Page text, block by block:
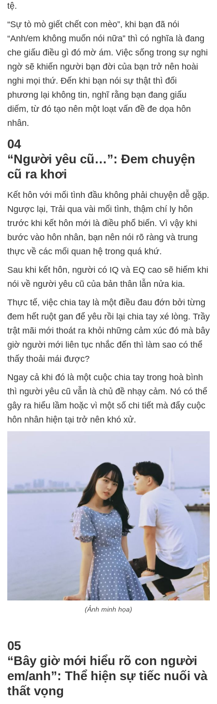
tệ.
“Sự tò mò giết chết con mèo”, khi bạn đã nói
“Anh/em không muốn nói nữa” thì có nghĩa là đang
che giấu điều gì đó mờ ám. Việc sống trong sự nghi
ngờ sẽ khiến người bạn đời của bạn trở nên hoài
nghi mọi thứ. Đến khi bạn nói sự thật thì đối
phương lại không tin, nghĩ rằng bạn đang giấu
diếm, từ đó tạo nên một loạt vấn đề đe dọa hôn
nhân.
04
“Người yêu cũ…”: Đem chuyện
cũ ra khơi
Kết hôn với mối tình đầu không phải chuyện dễ gặp.
Ngược lại, Trải qua vài mối tình, thậm chí ly hôn
trước khi kết hôn mới là điều phổ biến. Vì vậy khi
bước vào hôn nhân, bạn nên nói rõ ràng và trung
thực về các mối quan hệ trong quá khứ.
Sau khi kết hôn, người có IQ và EQ cao sẽ hiếm khi
nói về người yêu cũ của bản thân lẫn nửa kia.
Thực tế, việc chia tay là một điều đau đớn bởi từng
đem hết ruột gan để yêu rồi lại chia tay xé lòng. Trầy
trật mãi mới thoát ra khỏi những cảm xúc đó mà bây
giờ người mới liên tục nhắc đến thì làm sao có thể
thấy thoải mái được?
Ngay cả khi đó là một cuộc chia tay trong hoà bình
thì người yêu cũ vẫn là chủ đề nhạy cảm. Nó có thể
gây ra hiểu lầm hoặc vì một số chi tiết mà đẩy cuộc
hôn nhân hiện tại trở nên khó xử.
(Ảnh minh họa)
05
“Bây giờ mới hiểu rõ con người
em/anh”: Thể hiện sự tiếc nuối và
thất vọng